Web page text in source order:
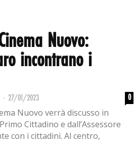
Nuovo:
incontrano i
- 27/01/2023 0
Nuovo verrà discusso in
Cittadino e dall’Assessore
con i cittadini. Al centro,